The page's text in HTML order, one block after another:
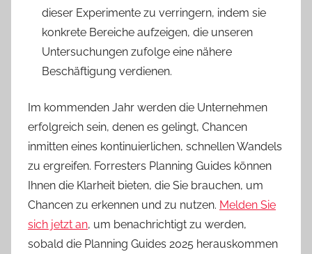
dieser Experimente zu verringern, indem sie
konkrete Bereiche aufzeigen, die unseren
Untersuchungen zufolge eine nähere
Beschäftigung verdienen.
Im kommenden Jahr werden die Unternehmen
erfolgreich sein, denen es gelingt, Chancen
inmitten eines kontinuierlichen, schnellen Wandels
zu ergreifen. Forresters Planning Guides können
Ihnen die Klarheit bieten, die Sie brauchen, um
Chancen zu erkennen und zu nutzen. Melden Sie
sich jetzt an, um benachrichtigt zu werden,
sobald die Planning Guides 2025 herauskommen